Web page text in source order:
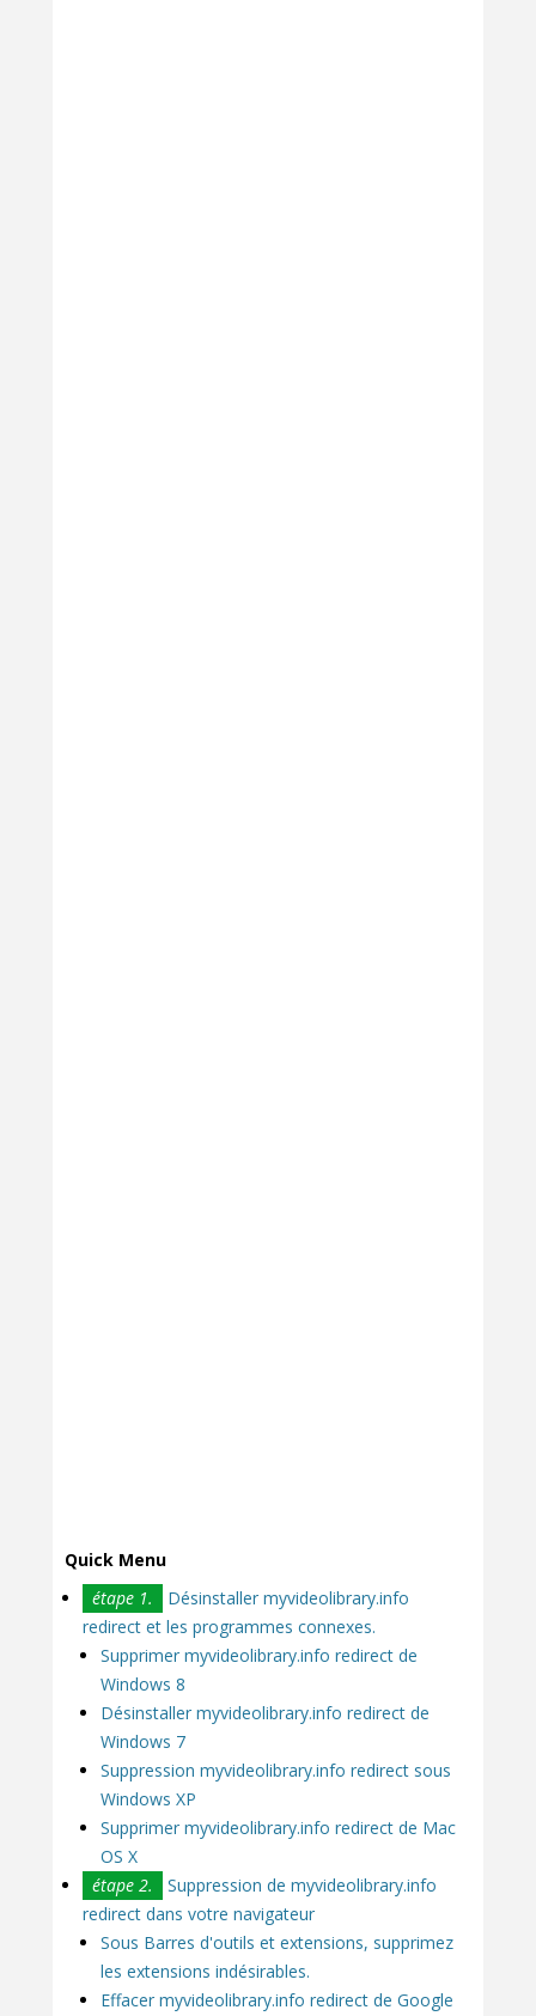
Quick Menu
étape 1.
Désinstaller myvideolibrary.info
redirect et les programmes connexes.
Supprimer myvideolibrary.info redirect de
Windows 8
Désinstaller myvideolibrary.info redirect de
Windows 7
Suppression myvideolibrary.info redirect sous
Windows XP
Supprimer myvideolibrary.info redirect de Mac
OS X
étape 2.
Suppression de myvideolibrary.info
redirect dans votre navigateur
Sous Barres d'outils et extensions, supprimez
les extensions indésirables.
Effacer myvideolibrary.info redirect de Google